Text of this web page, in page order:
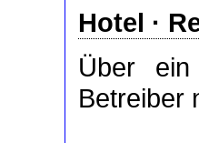
Hotel ·
Über
Betreiber